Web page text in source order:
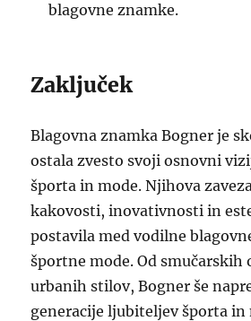
blagovne znamke.
Zaključek
Blagovna znamka Bogner je
ostala zvesto svoji osnovni
športa in mode. Njihova
kakovosti, inovativnosti in
postavila med vodilne
športne mode. Od smučarskih
urbanih stilov, Bogner še
generacije ljubiteljev športa in